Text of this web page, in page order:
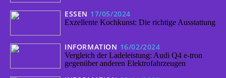
ESSEN 17/05/2024
Exzellente Kochkunst: Die richtige Ausstattung
INFORMATION 16/02/2024
Vergleich der Ladeleistung: Audi Q4 e-tron
gegenüber anderen Elektrofahrzeugen